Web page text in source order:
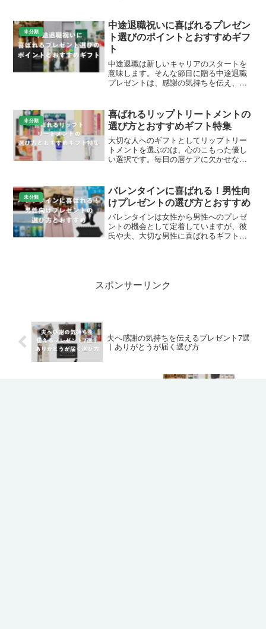
える方は少なくありません。職場全体で
まとめて贈るお祝いとは異...
未分類
中途退職祝いに喜ばれるプレゼン
ト選びのポイントとおすすめギフ
ト
中途退職は新しいキャリアのスタートを
意味します。そんな節目に贈る中途退職
プレゼントは、感謝の気持ちを伝え、相
で人気の商品を中心に、シーンに合わせ
たおすすめを詳しく...
未分類
喜ばれるリップトリートメントの
選び方とおすすめギフト特集
大切な人へのギフトとしてリップトリー
トメントを選ぶのは、心のこもった優し
い選択です。毎日の唇ケアに欠かせない
記事では、Amazonや楽天で人気のリップ
トリートメントを厳...
未分類
バレンタインに喜ばれる！男性向
けプレゼントの選び方とおすすめ
バレンタインは女性から男性へのプレゼ
ントの機会として定着していますが、彼
氏や夫、大切な男性に喜ばれるギフトを
スポンサーリンク
夫へ感謝の気持ちを伝えるプレゼント7選
｜ありがとうが届く選び方